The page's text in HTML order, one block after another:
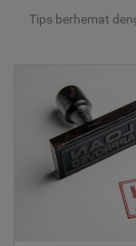
Tips berhemat